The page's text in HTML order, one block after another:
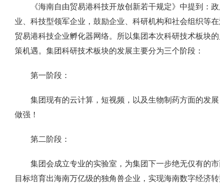
《海南自由贸易港科技开放创新若干规定》中提到：
业、科技型领军企业，鼓励企业、科研机构和社会组织等
贸易港科技企业孵化器网络。所以集团本次科研技术板块
策机遇。集团科研技术板块的发展主要分为三个阶段：
第一阶段：
集团现有的云计算，短视频，以及生物制药方面的发
做强！
第二阶段：
集团会成立专业的实验室，为集团下一步绝无仅有的
目标培育出海南万亿级的独角兽企业，实现海南数字经济